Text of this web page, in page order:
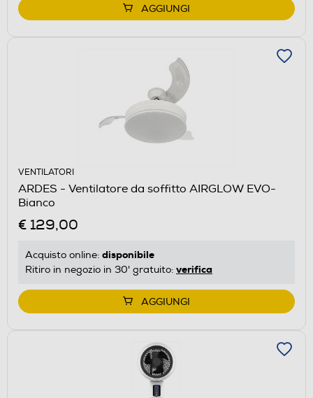
AGGIUNGI
VENTILATORI
ARDES - Ventilatore da soffitto AIRGLOW EVO-
Bianco
€ 129,00
Acquisto online: disponibile
Ritiro in negozio in 30' gratuito: verifica
AGGIUNGI